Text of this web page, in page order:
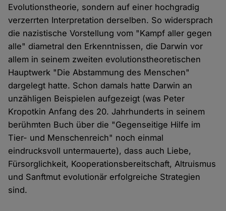
Evolutionstheorie, sondern auf einer hochgradig
verzerrten Interpretation derselben. So widersprach
die nazistische Vorstellung vom "Kampf aller gegen
alle" diametral den Erkenntnissen, die Darwin vor
allem in seinem zweiten evolutionstheoretischen
Hauptwerk "Die Abstammung des Menschen"
dargelegt hatte. Schon damals hatte Darwin an
unzähligen Beispielen aufgezeigt (was Peter
Kropotkin Anfang des 20. Jahrhunderts in seinem
berühmten Buch über die "Gegenseitige Hilfe im
Tier- und Menschenreich" noch einmal
eindrucksvoll untermauerte), dass auch Liebe,
Fürsorglichkeit, Kooperationsbereitschaft, Altruismus
und Sanftmut evolutionär erfolgreiche Strategien
sind.